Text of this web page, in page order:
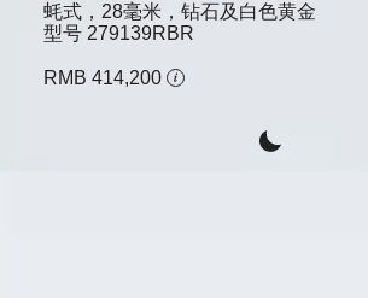
蚝式，28毫米，钻石及白色黄金
型号 279139RBR
RMB 414,200